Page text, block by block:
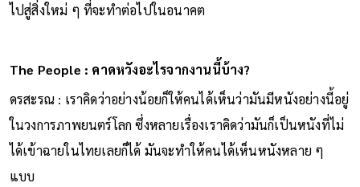
ไปสู่สิ่งใหม่ ๆ ที่จะทําต่อไปในอนาคต
The People : คาดหวังอะไรจากงานนี้บ้าง?
ดรสะรณ : เราคิดว่าอย่างน้อยก็ให้คนได้เห็นว่ามันมีหนังอย่างนี้อยู่
ในวงการภาพยนตร์โลก ซึ่งหลายเรื่องเราคิดว่ามันก็เป็นหนังที่ไม่
ได้เข้าฉายในไทยเลยก็ได้ มันจะทำให้คนได้เห็นหนังหลาย ๆ
แบบ